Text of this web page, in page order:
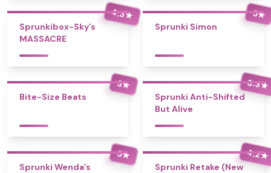
4.3★
Sprunkibox-Sky’s
MASSACRE
5★
Sprunki Simon
3★
Bite-Size Beats
3.3★
Sprunki Anti-Shifted
But Alive
5★
Sprunki Wenda’s
4.2★
Sprunki Retake (New